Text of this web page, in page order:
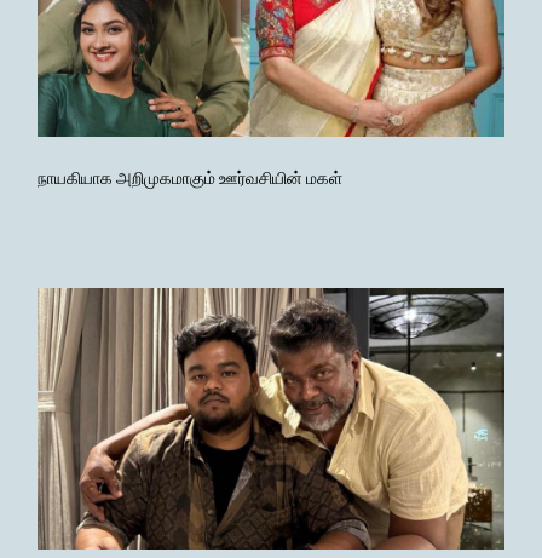
நாயகியாக அறிமுகமாகும் ஊர்வசியின் மகள்